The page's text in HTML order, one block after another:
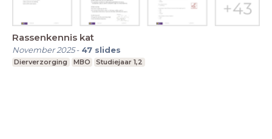
Rassenkennis kat
November 2025- 47 slides
Dierverzorging MBO Studiejaar 1,2